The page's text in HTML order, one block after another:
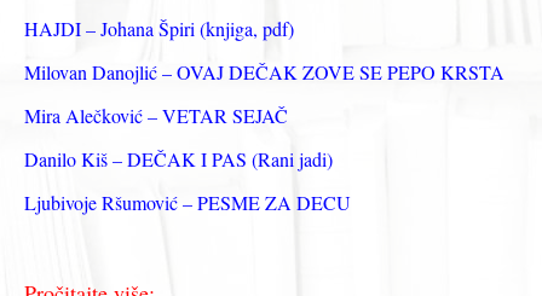
з
а
HAJDI – Johana Špiri (knjiga, pdf)
Milovan Danojlić – OVAJ DEČAK ZOVE SE PEPO KRSTA
Mira Alečković – VETAR SEJAČ
Danilo Kiš – DEČAK I PAS (Rani jadi)
Ljubivoje Ršumović – PESME ZA DECU